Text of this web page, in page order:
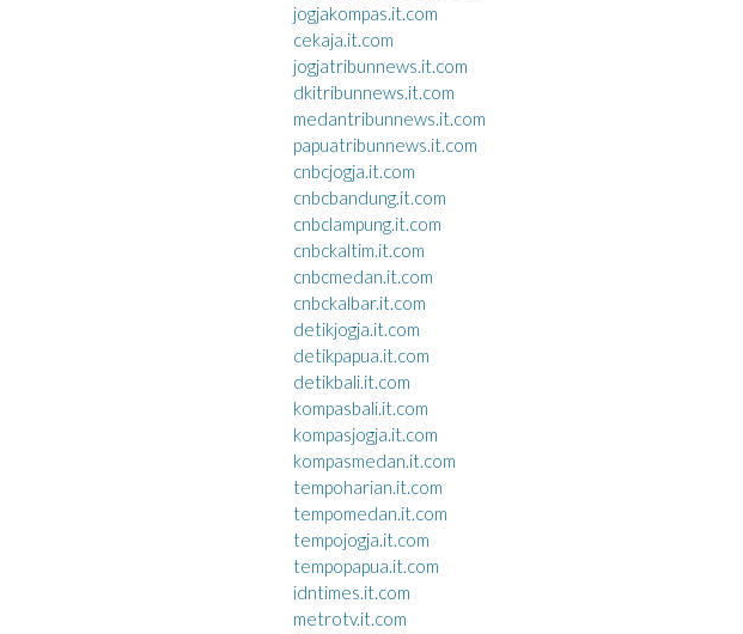
jogjakompas.it.com
cekaja.it.com
jogjatribunnews.it.com
dkitribunnews.it.com
medantribunnews.it.com
papuatribunnews.it.com
cnbcjogja.it.com
cnbcbandung.it.com
cnbclampung.it.com
cnbckaltim.it.com
cnbcmedan.it.com
cnbckalbar.it.com
detikjogja.it.com
detikpapua.it.com
detikbali.it.com
kompasbali.it.com
kompasjogja.it.com
kompasmedan.it.com
tempoharian.it.com
tempomedan.it.com
tempojogja.it.com
tempopapua.it.com
idntimes.it.com
metrotv.it.com